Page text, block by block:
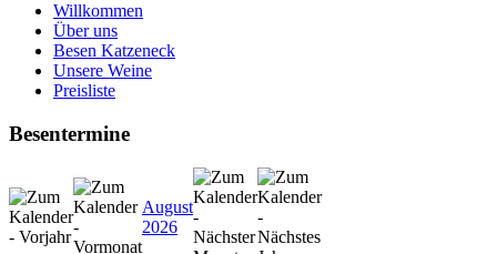
Willkommen
Über uns
Besen Katzeneck
Unsere Weine
Preisliste
Besentermine
August
2026